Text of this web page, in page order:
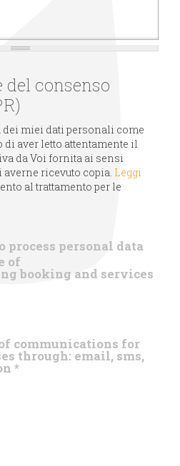
consenso
miei dati personali come
aver letto attentamente il
da Voi fornita ai sensi
ricevuto copia. Leggi
al trattamento per le
process personal data
of
booking and services
communications for
through: email, sms,
*